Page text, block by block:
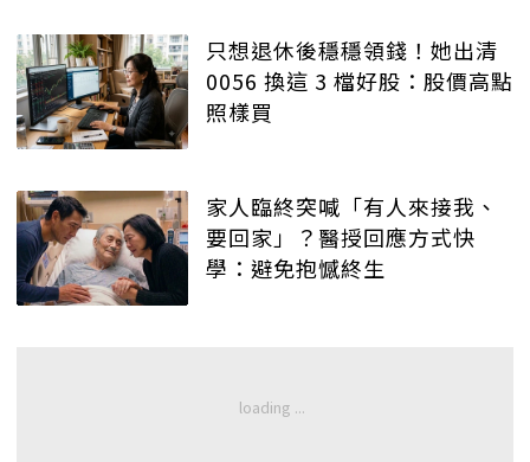
只想退休後穩穩領錢！她出清
0056 換這 3 檔好股：股價高點
照樣買
家人臨終突喊「有人來接我、
要回家」？醫授回應方式快
學：避免抱憾終生